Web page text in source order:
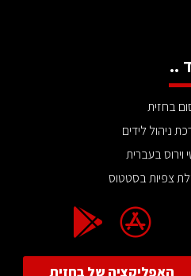
..
בחזית
ניהול לידים
וירוס בעברית
צפיות בסטטוס
האפליקציה של בחזית